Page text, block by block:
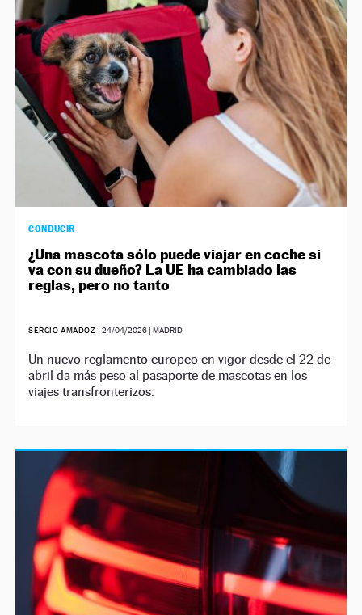
NEWSLETTER
SÍGUENOS
CONDUCIR
¿Una mascota sólo puede viajar en coche si
va con su dueño? La UE ha cambiado las
reglas, pero no tanto
SERGIO AMADOZ | 24/04/2026| MADRID
Un nuevo reglamento europeo en vigor desde el 22 de
abril da más peso al pasaporte de mascotas en los
viajes transfronterizos.